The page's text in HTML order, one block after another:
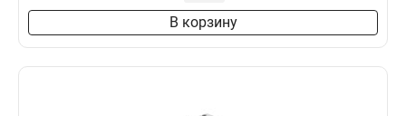
В корзину